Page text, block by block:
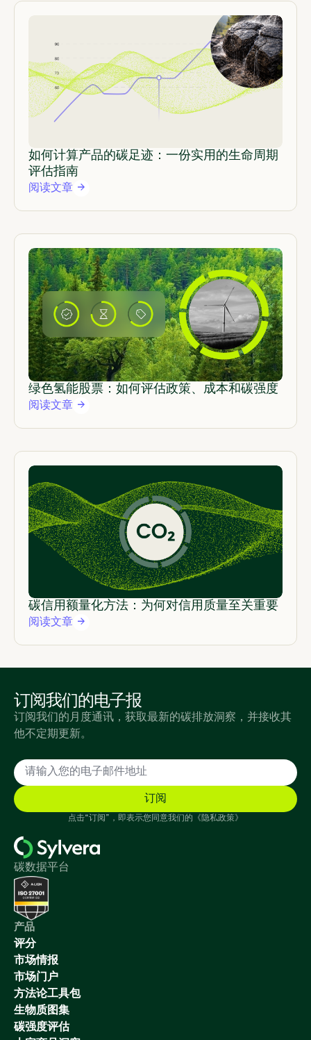
如何计算产品的碳足迹：一份实用的生命周期
评估指南
阅读文章
绿色氢能股票：如何评估政策、成本和碳强度
阅读文章
碳信用额量化方法：为何对信用质量至关重要
阅读文章
订阅我们的电子报
订阅我们的月度通讯，获取最新的碳排放洞察，并接收其
他不定期更新。
点击“订阅”，即表示您同意我们的《隐私政策》
碳数据平台
产品
评分
市场情报
市场门户
方法论工具包
生物质图集
碳强度评估